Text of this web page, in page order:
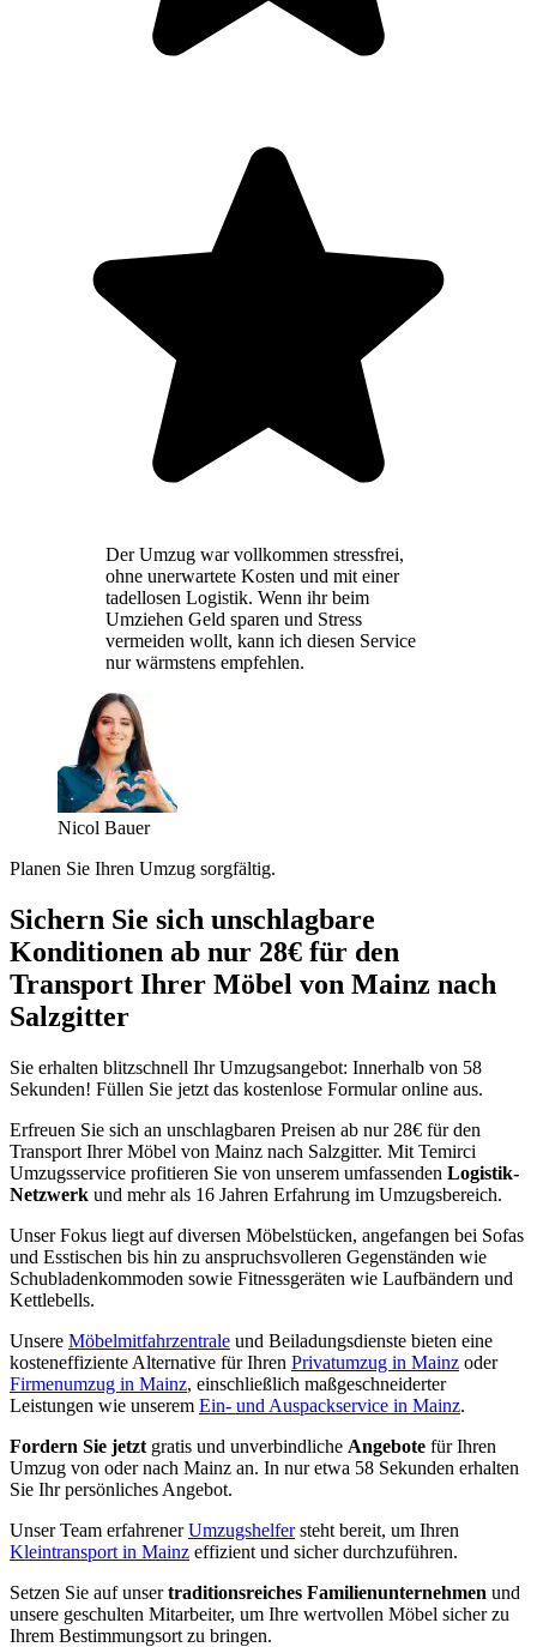
Der Umzug war vollkommen stressfrei,
ohne unerwartete Kosten und mit einer
tadellosen Logistik. Wenn ihr beim
Umziehen Geld sparen und Stress
vermeiden wollt, kann ich diesen Service
nur wärmstens empfehlen.
Nicol Bauer
Planen Sie Ihren Umzug sorgfältig.
Sichern Sie sich unschlagbare
Konditionen ab nur 28€ für den
Transport Ihrer Möbel von Mainz nach
Salzgitter
Sie erhalten blitzschnell Ihr Umzugsangebot: Innerhalb von 58
Sekunden! Füllen Sie jetzt das kostenlose Formular online aus.
Erfreuen Sie sich an unschlagbaren Preisen ab nur 28€ für den
Transport Ihrer Möbel von Mainz nach Salzgitter. Mit Temirci
Umzugsservice profitieren Sie von unserem umfassenden Logistik-
Netzwerk und mehr als 16 Jahren Erfahrung im Umzugsbereich.
Unser Fokus liegt auf diversen Möbelstücken, angefangen bei Sofas
und Esstischen bis hin zu anspruchsvolleren Gegenständen wie
Schubladenkommoden sowie Fitnessgeräten wie Laufbändern und
Kettlebells.
Unsere Möbelmitfahrzentrale und Beiladungsdienste bieten eine
kosteneffiziente Alternative für Ihren Privatumzug in Mainz oder
Firmenumzug in Mainz, einschließlich maßgeschneiderter
Leistungen wie unserem Ein- und Auspackservice in Mainz.
Fordern Sie jetzt gratis und unverbindliche Angebote für Ihren
Umzug von oder nach Mainz an. In nur etwa 58 Sekunden erhalten
Sie Ihr persönliches Angebot.
Unser Team erfahrenerUmzugshelfersteht bereit, um Ihren
Kleintransport in Mainz effizient und sicher durchzuführen.
Setzen Sie auf unsertraditionsreiches Familienunternehmen und
unsere geschulten Mitarbeiter, um Ihre wertvollen Möbel sicher zu
Ihrem Bestimmungsort zu bringen.